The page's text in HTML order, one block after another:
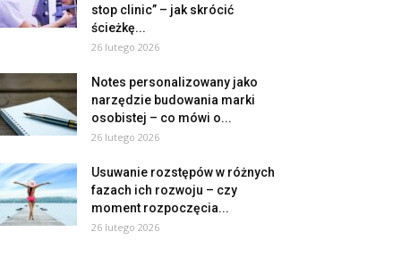
stop clinic” – jak skrócić
ścieżkę...
26 lutego 2026
Notes personalizowany jako
narzędzie budowania marki
osobistej – co mówi o...
26 lutego 2026
Usuwanie rozstępów w różnych
fazach ich rozwoju – czy
moment rozpoczęcia...
26 lutego 2026